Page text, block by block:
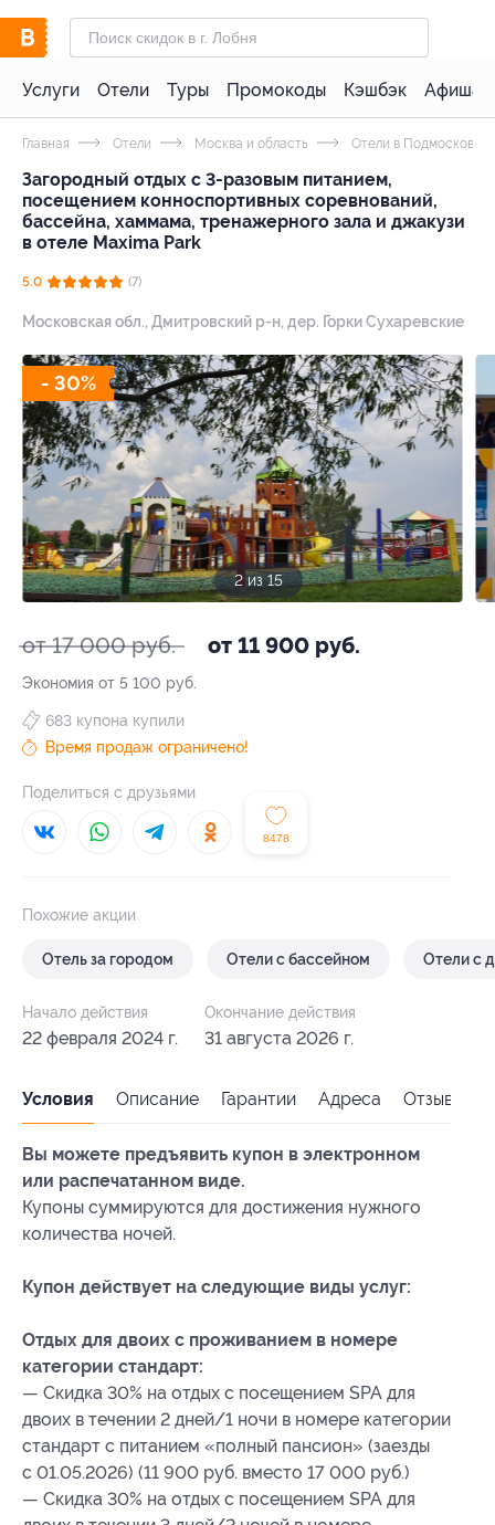
Услуги Отели Туры Промокоды Кэшбэк Афиша
Главная Отели Москва и область Отели в
Загородный отдых с 3-разовым питанием,
посещением конноспортивных соревнований,
бассейна, хаммама, тренажерного зала и джакузи
в отеле Maxima Park
5.0 (7)
Московская обл., Дмитровский р-н, дер. Горки Сухаревские
- 30%
2 из 15
от 17 000 руб. от 11 900 руб.
Экономия от 5 100 руб.
8478
683 купона купили
Время продаж ограничено!
Поделиться с друзьями
Похожие акции
Отель за городом Отели с бассейном Отели с
Начало действия
22 февраля 2024 г.
Окончание действия
31 августа 2026 г.
Условия Описание Гарантии Адреса Отзывы
Вы можете предъявить купон в электронном
или распечатанном виде.
Купоны суммируются для достижения нужного
количества ночей.
Купон действует на следующие виды услуг:
Отдых для двоих с проживанием в номере
категории стандарт:
— Скидка 30% на отдых с посещением SPA для
двоих в течении 2 дней/1 ночи в номере категории
стандарт с питанием «полный пансион» (заезды
с 01.05.2026) (11 900 руб. вместо 17 000 руб.)
— Скидка 30% на отдых с посещением SPA для